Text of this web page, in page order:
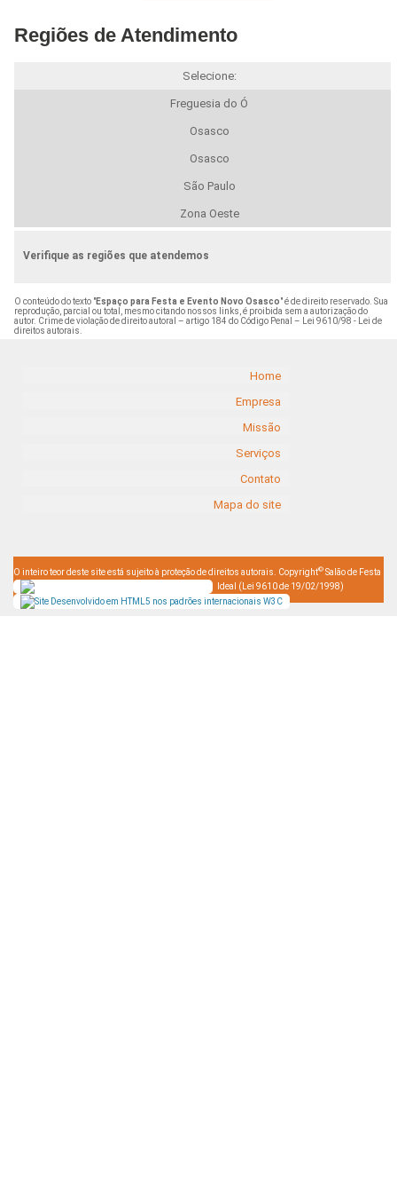
Regiões de Atendimento
Selecione:
Freguesia do Ó
Osasco
Osasco
São Paulo
Zona Oeste
Verifique as regiões que atendemos
O conteúdo do texto "Espaço para Festa e Evento Novo Osasco" é de direito reservado. Sua
reprodução, parcial ou total, mesmo citando nossos links, é proibida sem a autorização do
autor. Crime de violação de direito autoral – artigo 184 do Código Penal –
Lei 9610/98 - Lei de
direitos autorais
Home
Empresa
Missão
Serviços
Contato
Mapa do site
O inteiro teor deste site está sujeito à proteção de direitos autorais. Copyright© Salão de Festa
Ideal (Lei 9610 de 19/02/1998)